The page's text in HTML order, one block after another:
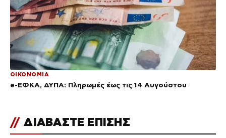
ΟΙΚΟΝΟΜΙΑ
e-ΕΦΚΑ, ΔΥΠΑ: Πληρωμές έως τις 14 Αυγούστου
// ΔΙΑΒΑΣΤΕ ΕΠΙΣΗΣ